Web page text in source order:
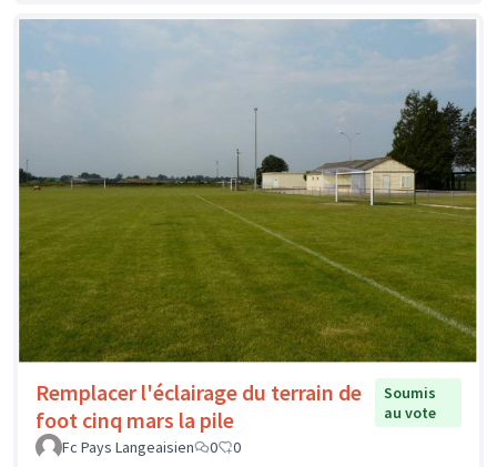
Remplacer l'éclairage du terrain de
foot cinq mars la pile
Soumis
au vote
Fc Pays Langeaisien
0 0